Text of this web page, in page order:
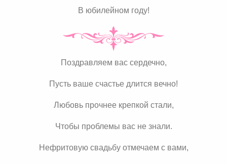
В юбилейном году!
Поздравляем вас сердечно,
Пусть ваше счастье длится вечно!
Любовь прочнее крепкой стали,
Чтобы проблемы вас не знали.
Нефритовую свадьбу отмечаем с вами,